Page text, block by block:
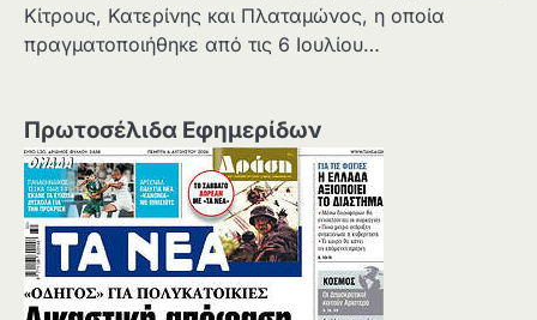
Κίτρους, Κατερίνης και Πλαταμώνος, η οποία
πραγματοποιήθηκε από τις 6 Ιουλίου…
Πρωτοσέλιδα Εφημερίδων